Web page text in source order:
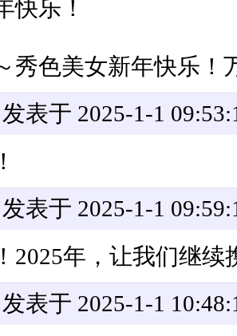
快乐！
秀色美女新年快乐！
表于 2025-1-1
表于 2025-1-1
2025年，让我们继
表于 2025-1-1